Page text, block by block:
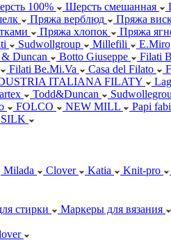
100% Шерсть смешанная
Пряжа верблюд Пряжа
Пряжа хлопок Пряжа
Sudwollgroup Millefili
Duncan Botto Giuseppe Filati
Filati Be.Mi.Va Casa del Filato
ITALIANA FILATY
Todd&Duncan
FOLCO NEW MILL Papi
Milada Clover Katia Knit-pro
стирки Маркеры для вязания